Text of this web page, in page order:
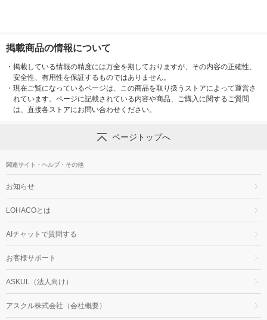
掲載商品の情報について
・ 掲載している情報の精度には万全を期しておりますが、その内容の正確性、
安全性、有用性を保証するものではありません。
・ 現在ご覧になっているページは、この商品を取り扱うストアによって運営さ
れています。ページに記載されている内容や商品、ご購入に関するご質問
は、直接各ストアにお問い合わせください。
ページトップへ
関連サイト・ヘルプ・その他
お知らせ
LOHACOとは
AIチャットで質問する
お客様サポート
ASKUL（法人向け）
アスクル株式会社（会社概要）